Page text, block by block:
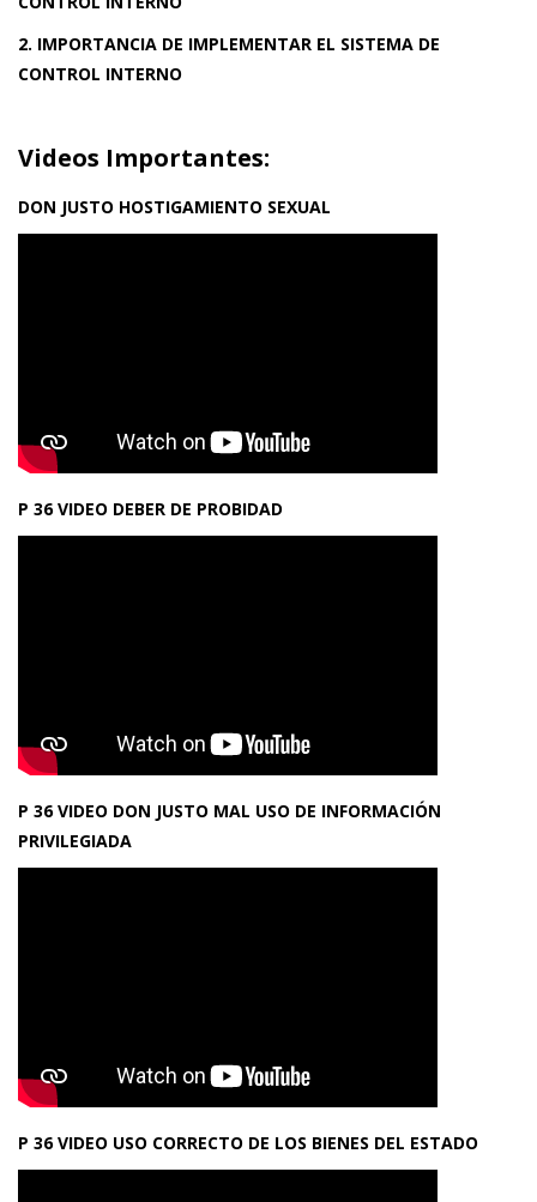
2. IMPORTANCIA DE IMPLEMENTAR EL SISTEMA DE
CONTROL INTERNO
Videos Importantes:
DON JUSTO HOSTIGAMIENTO SEXUAL
P 36 VIDEO DEBER DE PROBIDAD
P 36 VIDEO DON JUSTO MAL USO DE INFORMACIÓN
PRIVILEGIADA
P 36 VIDEO USO CORRECTO DE LOS BIENES DEL ESTADO